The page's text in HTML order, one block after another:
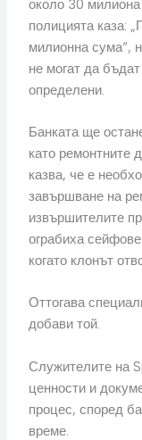
около 30
полицията каза:
милионна сума“,
не могат да
определени.
Банката ще
като ремонтните
казва, че е
завършване на
извършителите
ограбиха
когато клонът
Оттогава
добави той.
Служителите на
ценности и
процес, според
време.